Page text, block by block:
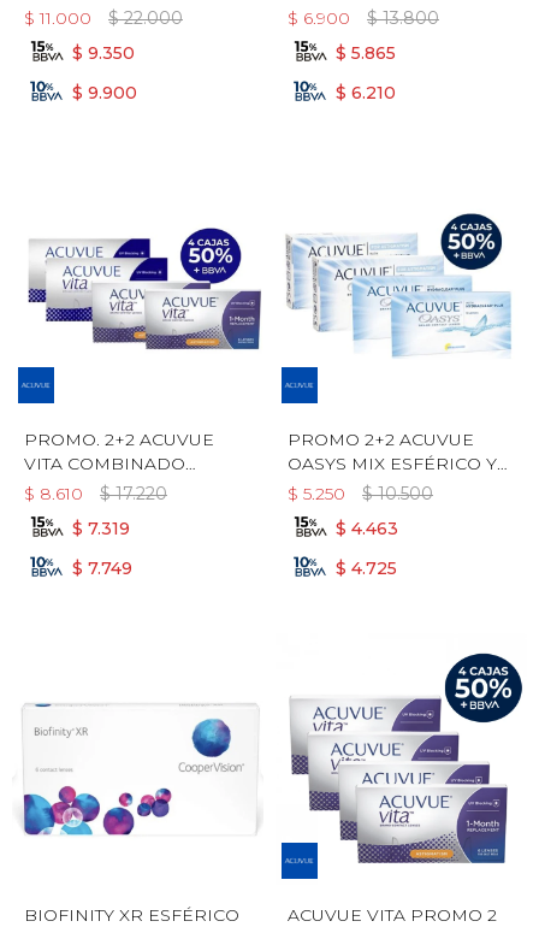
50% OFF
$ 11.000 $ 22.000
$ 9.350
$ 9.900
$ 6.900 $ 13.800
$ 5.865
$ 6.210
PROMO. 2+2 ACUVUE
VITA COMBINADO
TORICO Y ESFÉRICO +
LIQUIDO ARLYT DE
REGALO!
$ 8.610 $ 17.220
$ 7.319
$ 7.749
PROMO 2+2 ACUVUE
OASYS MIX ESFÉRICO Y
TORICO + LIQUIDO
ARLYT!
$ 5.250 $ 10.500
$ 4.463
$ 4.725
BIOFINITY XR ESFÉRICO
ACUVUE VITA PROMO 2